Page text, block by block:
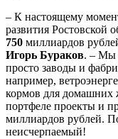
– К настоящему
развития Ростовской
750 миллиардов
Игорь Бураков. – Мы
просто заводы и
например,
кормов для домашних
портфеле проекты и
миллиардов рублей.
неисчерпаемый!